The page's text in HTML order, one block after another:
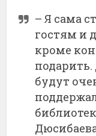
– Я сама
гостям и
кроме
будут